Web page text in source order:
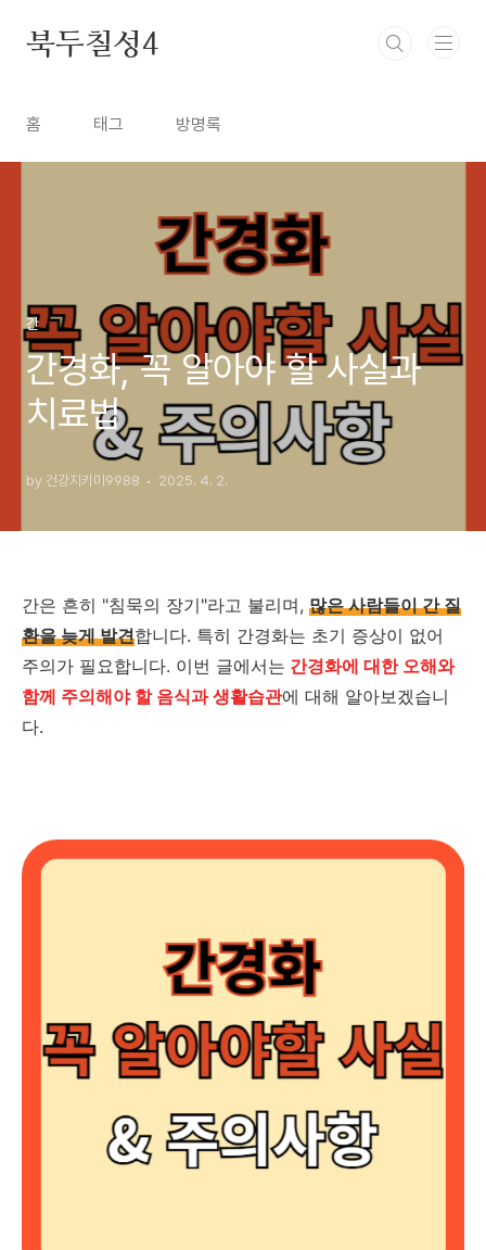
북두칠성4
홈 태그 방명록
간
간경화, 꼭 알아야 할 사실과
치료법
by 건강지키미9988 2025. 4. 2.
간은 흔히 "침묵의 장기"라고 불리며, 많은 사람들이 간 질
환을 늦게 발견합니다. 특히 간경화는 초기 증상이 없어
주의가 필요합니다. 이번 글에서는 간경화에 대한 오해와
함께 주의해야 할 음식과 생활습관에 대해 알아보겠습니
다.